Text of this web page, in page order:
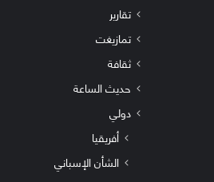
تقارير
تمازيغت
ثقافة
حديث الساعة
دولي
أفريقيا
الشأن الإسباني